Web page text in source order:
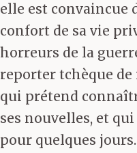
elle est convaincue
confort de sa vie
horreurs de la
reporter tchèque
qui prétend
ses nouvelles, et
pour quelques jours.